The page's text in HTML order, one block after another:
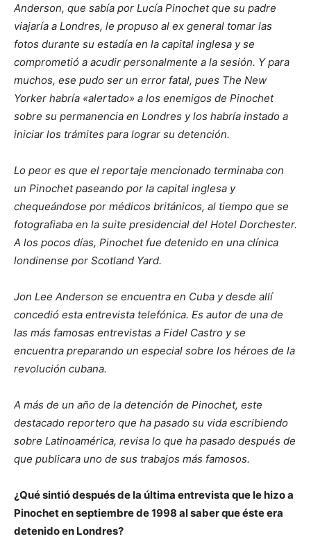
Anderson, que sabía por Lucía Pinochet que su padre
viajaría a Londres, le propuso al ex general tomar las
fotos durante su estadía en la capital inglesa y se
comprometió a acudir personalmente a la sesión. Y para
muchos, ese pudo ser un error fatal, pues The New
Yorker habría «alertado» a los enemigos de Pinochet
sobre su permanencia en Londres y los habría instado a
iniciar los trámites para lograr su detención.
Lo peor es que el reportaje mencionado terminaba con
un Pinochet paseando por la capital inglesa y
chequeándose por médicos británicos, al tiempo que se
fotografiaba en la suite presidencial del Hotel Dorchester.
A los pocos días, Pinochet fue detenido en una clínica
londinense por Scotland Yard.
Jon Lee Anderson se encuentra en Cuba y desde allí
concedió esta entrevista telefónica. Es autor de una de
las más famosas entrevistas a Fidel Castro y se
encuentra preparando un especial sobre los héroes de la
revolución cubana.
A más de un año de la detención de Pinochet, este
destacado reportero que ha pasado su vida escribiendo
sobre Latinoamérica, revisa lo que ha pasado después de
que publicara uno de sus trabajos más famosos.
¿Qué sintió después de la última entrevista que le hizo a
Pinochet en septiembre de 1998 al saber que éste era
detenido en Londres?